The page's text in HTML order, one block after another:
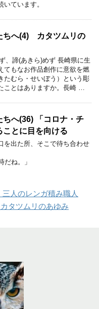
ています。
ちへ(4) カタツムリの
、諦(あきら)めず 長崎県に生
てもなお作品創作に意欲を燃
たむら・せいぼう）という彫
ことはありますか。長崎 …
ちへ(36) 「コロナ・チ
ことに目を向ける
を出た所、そこで待ち合わせ
だね。」
人のレンガ積み職人
タツムリのあゆみ